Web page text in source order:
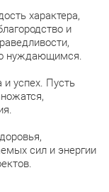
характера,
и
нуждающимся.
успех. Пусть
сил и энергии